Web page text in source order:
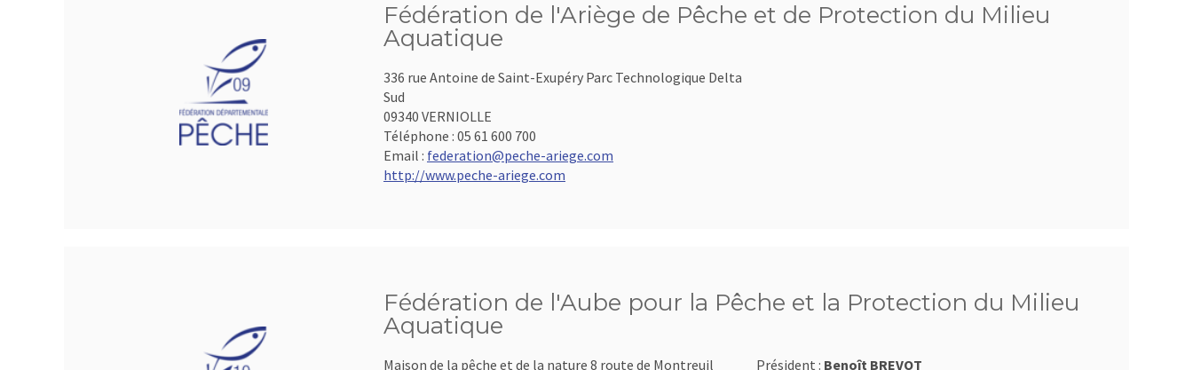
Fédération de l'Ariège de Pêche et de Protection du Milieu
Aquatique
336 rue Antoine de Saint-Exupéry Parc Technologique Delta
Sud
09340 VERNIOLLE
Téléphone : 05 61 600 700
Email : federation@peche-ariege.com
http://www.peche-ariege.com
Fédération de l'Aube pour la Pêche et la Protection du Milieu
Aquatique
Maison de la pêche et de la nature 8 route de Montreuil Président : Benoît BREVOT